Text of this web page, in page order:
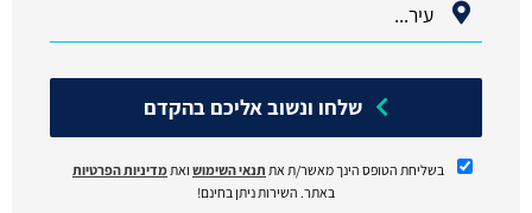
בשליחת הטופס הינך מאשר/ת את תנאי השימוש ואת מדיניות הפרטיות
באתר. השירות ניתן בחינם!